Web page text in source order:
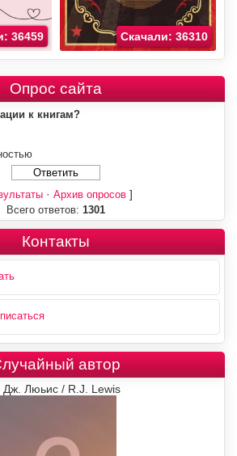
36459 Скачали: 36310
Опрос сайта
к книгам?
· Архив опросов]
Всего ответов: 1301
Контакты
автор
Дж. Люьис / R.J. Lewis